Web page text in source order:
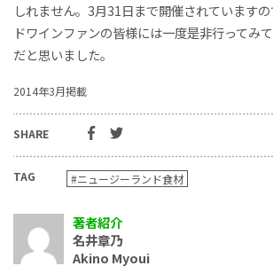
著者紹介
名井章乃
Akino Myoui
しれません。3月31日まで開催されています
ドワインファンの皆様には一度是非行ってみ
だと思いました。
2014年3月掲載
SHARE
TAG #ニュージーランド食材